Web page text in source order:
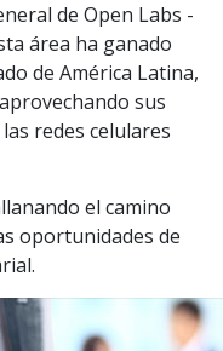
de Open Labs -
área ha ganado
de América Latina,
sus
redes celulares
el camino
oportunidades de